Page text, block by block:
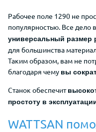
Рабочее поле 1290 не
популярностью. Все дело
универсальный размер
для большинства
Таким образом, вам не
благодаря чему вы
Станок обеспечит
простоту в
WATTSAN